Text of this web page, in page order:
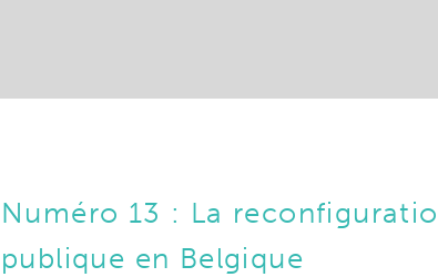
Numéro 13 : La
publique en Belgique